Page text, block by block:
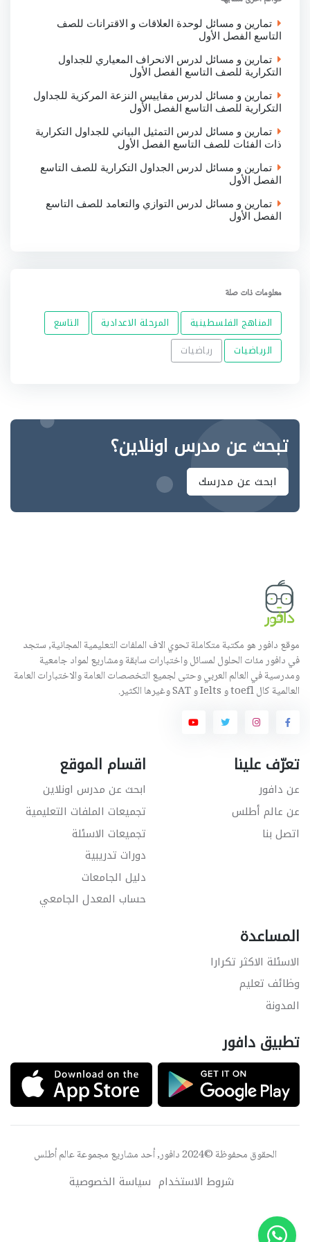
تمارين و مسائل لوحدة العلاقات و الاقترانات للصف
التاسع الفصل الأول
تمارين و مسائل لدرس الانحراف المعياري للجداول
التكرارية للصف التاسع الفصل الأول
تمارين و مسائل لدرس مقاييس النزعة المركزية للجداول
التكرارية للصف التاسع الفصل الأول
تمارين و مسائل لدرس التمثيل البياني للجداول التكرارية
ذات الفئات للصف التاسع الفصل الأول
تمارين و مسائل لدرس الجداول التكرارية للصف التاسع
الفصل الأول
تمارين و مسائل لدرس التوازي والتعامد للصف التاسع
الفصل الأول
معلومات ذات صلة
المناهج الفلسطينية المرحلة الاعدادية
التاسع
الرياضيات
رياضيات
تبحث عن مدرس اونلاين؟
ابحث عن مدرسك
موقع دافور هو مكتبة متكاملة تحوي الاف الملفات التعليمية المجانية, ستجد
في دافور مئات الحلول لمسائل واختبارات سابقة ومشاريع لمواد جامعية
ومدرسية في العالم العربي وحتى لجميع التخصصات العامة والاختبارات العامة
العالمية كال toefl و Ielts و SAT وغيرها الكثير.
تعرّف علينا
عن دافور
عن عالم أطلس
اتصل بنا
اقسام الموقع
ابحث عن مدرس اونلاين
تجميعات الملفات التعليمية
تجميعات الاسئلة
دورات تدريبية
دليل الجامعات
حساب المعدل الجامعي
المساعدة
الاسئلة الاكثر تكرارا
وظائف تعليم
المدونة
تطبيق دافور
الحقوق محفوظة ©2024 دافور, أحد مشاريع مجموعة عالم أطلس
شروط الاستخدام سياسة الخصوصية